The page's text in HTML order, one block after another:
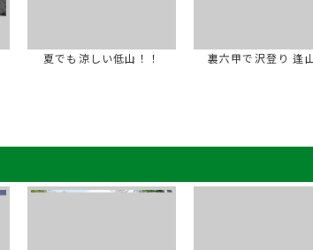
夏でも涼しい低山！！ 裏六甲で沢登り 逢